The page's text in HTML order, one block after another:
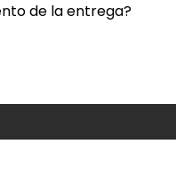
de la entrega?